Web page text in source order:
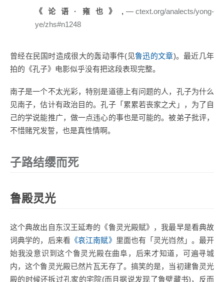
《论语·雍也》,
ctext.org/analects/yong-
ye/zhs#n1248
曾经在民国时造成很大的轰动事件(见鲁迅的文章)。最近几年
拍的《孔子》电影似乎没有把这段表现完整。
南子是一个不太光彩，特别是道德上有问题的人，孔子为什么
见南子，估计有政治目的。孔子「累累若丧家之犬」，为了自
己的学说能推广，做一点违心的事也是可能的。被弟子批评，
不惜赌咒发誓，也是真性情啊。
子路结缨而死
鲁殿灵光
这个典故出自东汉王延寿的《鲁灵光殿赋》，我最早是看典故
词典学的，后来看 《哀江南赋》 里面也有「灵光岿然」。最开
始我没意识到这个鲁灵光殿在曲阜，后来才知道，可遍寻城
内，这个鲁灵光殿已然片瓦无存了。搞笑的是，当初建鲁灵光
殿的时候还拆过孔家的宅院(而且据说发现了鲁壁藏书)，反而